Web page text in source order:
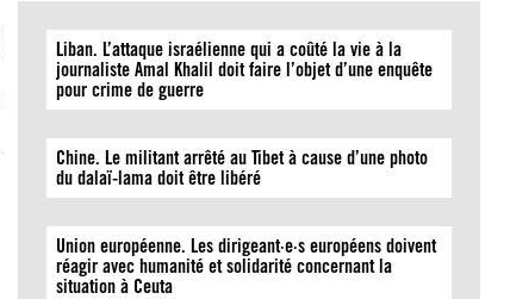
Liban. L’attaque israélienne qui a coûté la vie à la
journaliste Amal Khalil doit faire l’objet d’une enquête
pour crime de guerre
Chine. Le militant arrêté au Tibet à cause d’une photo
du dalaï-lama doit être libéré
Union européenne. Les dirigeant·e·s européens doivent
réagir avec humanité et solidarité concernant la
situation à Ceuta